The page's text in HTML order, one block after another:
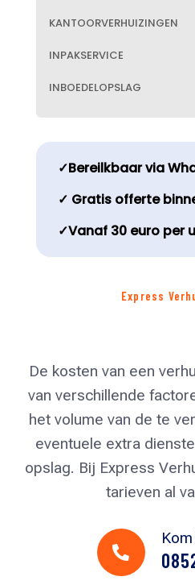
KANTOORVERHUIZINGEN
INPAKSERVICE
INBOEDELOPSLAG
✓Bereilkbaar via
✓ Gratis offerte
✓Vanaf 30 euro per
Express
De kosten van een
van verschillende
het volume van de te
eventuele extra
opslag. Bij Express
tarieven al
